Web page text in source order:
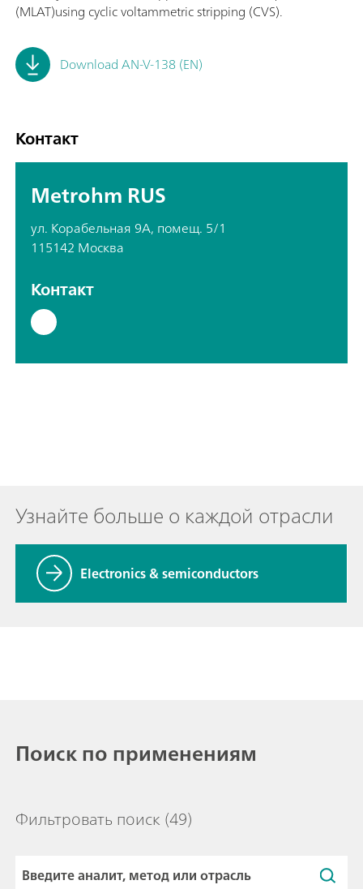
(MLAT)using cyclic voltammetric stripping (CVS).
Download AN-V-138 (EN)
Контакт
Metrohm RUS
ул. Корабельная 9А, помещ. 5/1
115142 Москва
Контакт
Узнайте больше о каждой отрасли
Electronics & semiconductors
Поиск по применениям
Фильтровать поиск (49)